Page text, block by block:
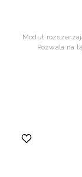
Moduł
Pozwala na